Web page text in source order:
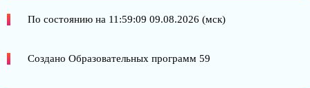
По состоянию на 11:59:09 09.08.2026 (мск)
Создано Образовательных программ 59